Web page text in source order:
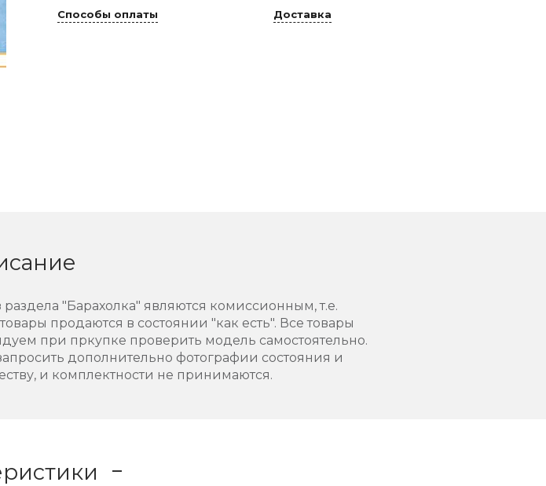
Способы оплаты Доставка
"Барахолка" являются комиссионным, т.е.
продаются в состоянии "как есть". Все товары
при пркупке проверить модель самостоятельно.
дополнительно фотографии состояния и
и комплектности не принимаются.